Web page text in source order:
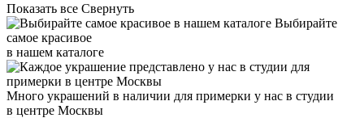
Показать все Свернуть
Выбирайте
самое красивое
в нашем каталоге
Много украшений в наличии для примерки у нас в студии
в центре Москвы